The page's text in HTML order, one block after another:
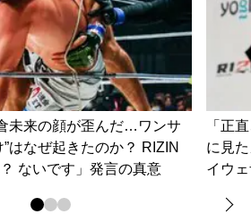
未来の顔が歪んだ…ワンサ
はなぜ起きたのか？ RIZIN
ないです」発言の真意
「正
に見
イウ